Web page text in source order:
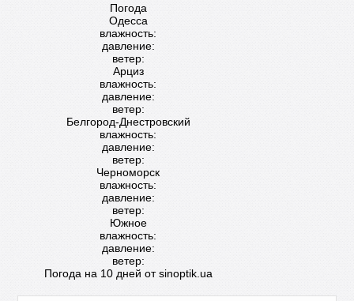
Погода
Одесса
влажность:
давление:
ветер:
Арциз
влажность:
давление:
ветер:
Белгород-Днестровский
влажность:
давление:
ветер:
Черноморск
влажность:
давление:
ветер:
Южное
влажность:
давление:
ветер:
Погода на 10 дней отsinoptik.ua